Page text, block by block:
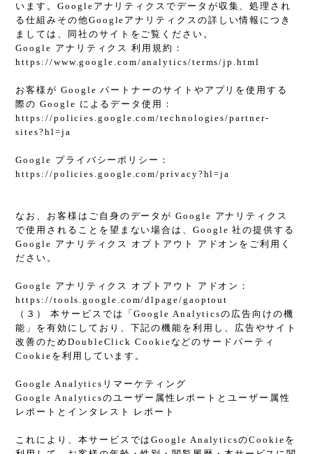
います。Googleアナリティクスでデータが収集、処理され
る仕組みその他Googleアナリティクスの詳しい情報につき
ましては、同社のサイトをご覧ください。
Google アナリティクス 利用規約：
https://www.google.com/analytics/terms/jp.html
お客様が Google パートナーのサイトやアプリを使用する
際の Google によるデータ使用：
https://policies.google.com/technologies/partner-
sites?hl=ja
Google プライバシーポリシー：
https://policies.google.com/privacy?hl=ja
なお、お客様はご自身のデータが Google アナリティクス
で使用されることを望まない場合は、Google 社の提供する
Google アナリティクス オプトアウト アドオンをご利用く
ださい。
Google アナリティクス オプトアウト アドオン：
https://tools.google.com/dlpage/gaoptout
（３） 本サービスでは「Google Analyticsの広告向けの機
能」を有効にしており、下記の機能を利用し、広告やサイト
改善のためDoubleClick Cookieなどのサードパーティ
Cookieを利用しています。
Google Analyticsリマーケティング
Google Analyticsのユーザー属性レポートとユーザー属性
レポートとインタレスト レポート
これにより、本サービスではGoogle AnalyticsのCookieを